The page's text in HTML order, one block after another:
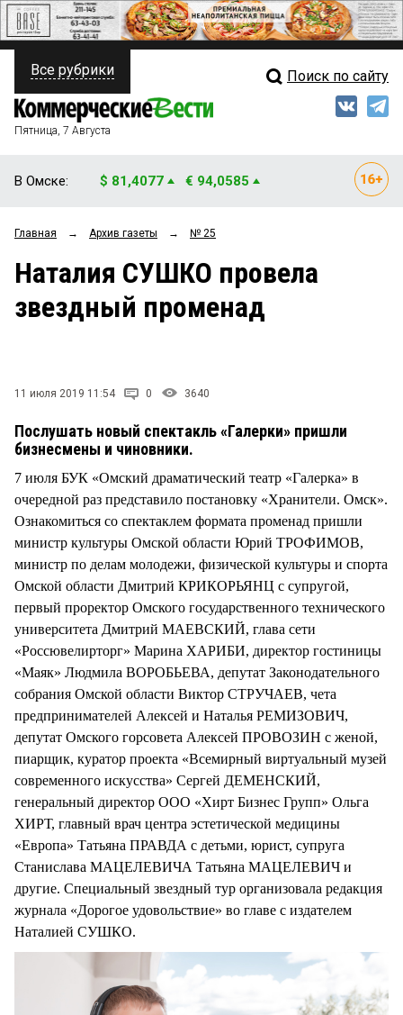
ПОЛИТИКА
ФИНАНСЫ
ОБЩЕСТВО
ЗАКОН
НОВОСТИ КОМПАНИЙ
Свежий выпуск
Рейтинги
Блоги
Все рубрики Поиск по сайту
Пятница, 7 Августа
В Омске: $ 81,4077 € 94,0585
Главная → Архив газеты → № 25
Наталия СУШКО провела
звездный променад
11 июля 2019 11:54 0 3640
Послушать новый спектакль «Галерки» пришли
бизнесмены и чиновники.
7 июля БУК «Омский драматический театр «Галерка» в
очередной раз представило постановку «Хранители. Омск».
Ознакомиться со спектаклем формата променад пришли
министр культуры Омской области Юрий ТРОФИМОВ,
министр по делам молодежи, физической культуры и спорта
Омской области Дмитрий КРИКОРЬЯНЦ с супругой,
первый проректор Омского государственного технического
университета Дмитрий МАЕВСКИЙ, глава сети
«Россювелирторг» Марина ХАРИБИ, директор гостиницы
«Маяк» Людмила ВОРОБЬЕВА, депутат Законодательного
собрания Омской области Виктор СТРУЧАЕВ, чета
предпринимателей Алексей и Наталья РЕМИЗОВИЧ,
депутат Омского горсовета Алексей ПРОВОЗИН с женой,
пиарщик, куратор проекта «Всемирный виртуальный музей
современного искусства» Сергей ДЕМЕНСКИЙ,
генеральный директор ООО «Хирт Бизнес Групп» Ольга
ХИРТ, главный врач центра эстетической медицины
«Европа» Татьяна ПРАВДА с детьми, юрист, супруга
Станислава МАЦЕЛЕВИЧА Татьяна МАЦЕЛЕВИЧ и
другие. Специальный звездный тур организовала редакция
журнала «Дорогое удовольствие» во главе с издателем
Наталией СУШКО.